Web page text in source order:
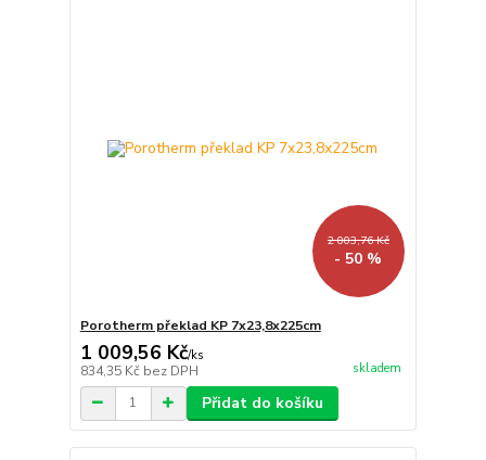
2 003,76 Kč
- 50 %
Porotherm překlad KP 7x23,8x225cm
1 009,56 Kč/ks
834,35 Kč bez DPH skladem
Přidat do košíku